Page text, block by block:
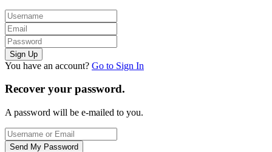
You have an account? Go to Sign In
Recover your password.
A password will be e-mailed to you.